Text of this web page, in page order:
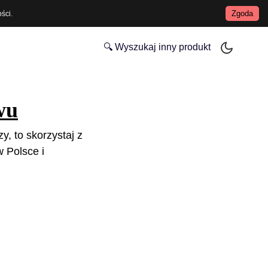
Zgoda
🔍 Wyszukaj inny produkt
to skorzystaj z
Polsce i